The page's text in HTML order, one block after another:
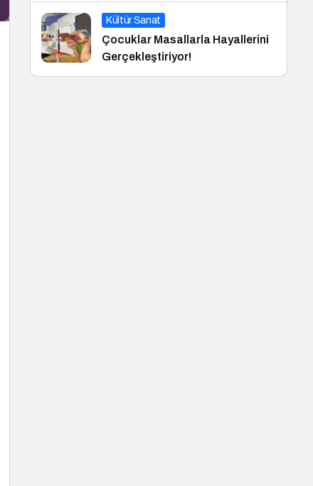
Kültür Sanat
Çocuklar Masallarla Hayallerini
Gerçekleştiriyor!